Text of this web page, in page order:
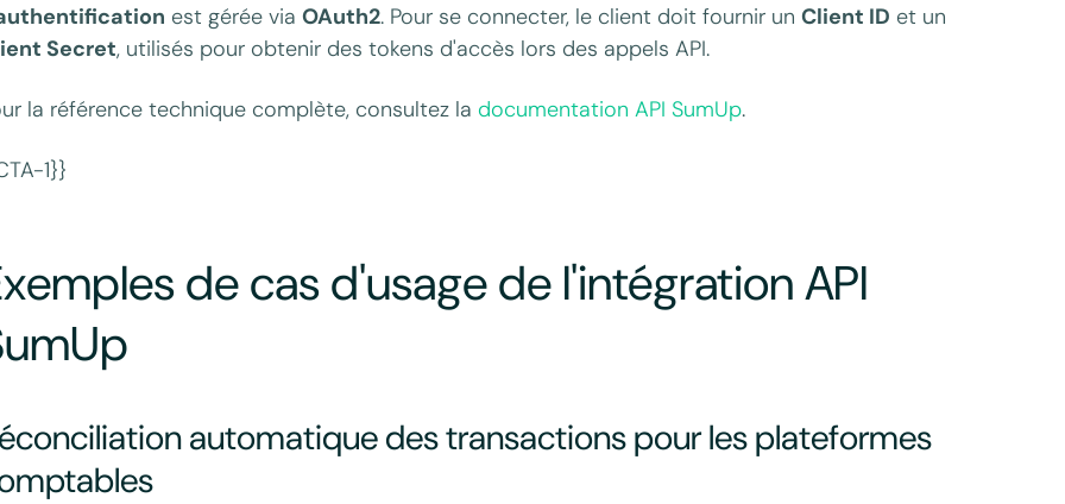
est gérée viaOAuth2. Pour se connecter, le client doit fournir unClient ID et un
Secret, utilisés pour obtenir des tokens d'accès lors des appels API.
la référence technique complète, consultez ladocumentation API SumUp.
1}}
de cas d'usage de l'intégration API
automatique des transactions pour les plateformes